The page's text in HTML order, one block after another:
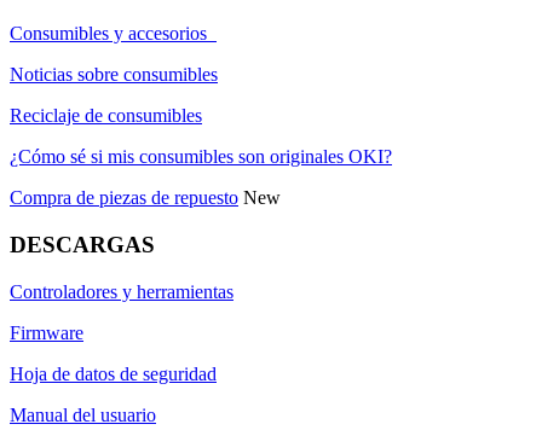
Consumibles y accesorios
Noticias sobre consumibles
Reciclaje de consumibles
¿Cómo sé si mis consumibles son originales OKI?
Compra de piezas de repuesto New
DESCARGAS
Controladores y herramientas
Firmware
Hoja de datos de seguridad
Manual del usuario